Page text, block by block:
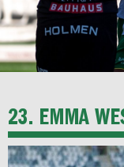
23. EMMA